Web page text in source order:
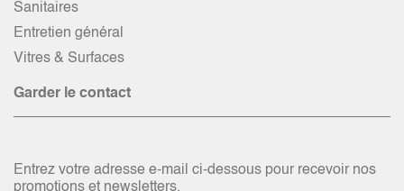
Sanitaires
Entretien général
Vitres & Surfaces
Garder le contact
Entrez votre adresse e-mail ci-dessous pour recevoir nos
promotions et newsletters.